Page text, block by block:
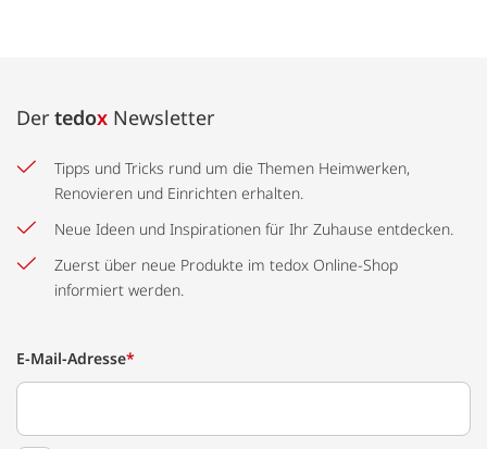
Der tedox Newsletter
Tipps und Tricks rund um die Themen Heimwerken,
Renovieren und Einrichten erhalten.
Neue Ideen und Inspirationen für Ihr Zuhause entdecken.
Zuerst über neue Produkte im tedox Online-Shop
informiert werden.
E-Mail-Adresse*